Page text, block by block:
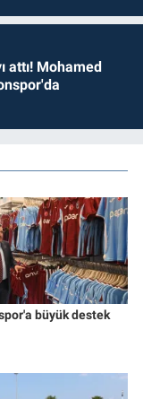
attı! Mohamed
büyük destek